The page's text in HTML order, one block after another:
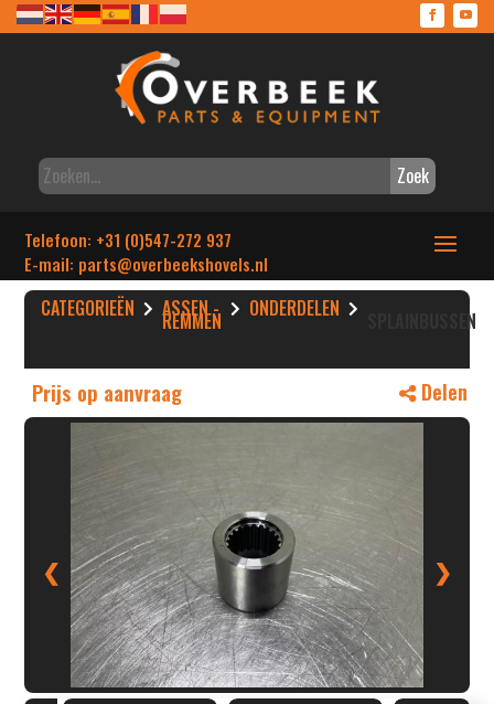
Zoek
Telefoon: +31 (0)547-272 937
E-mail: parts@overbeekshovels.nl
CATEGORIEËN ASSEN -
REMMEN ONDERDELEN SPLAINBUSSEN
Prijs op aanvraag Delen
❮ ❯